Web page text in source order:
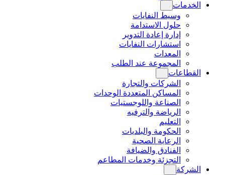
الخدمات
وسيط النفايات
حلول الاستدامة
إدارة إعادة التدوير
استشارات النفايات
المعدات
المجموعة عند الطلب
القطاعات
الشركات والتجارة
المساكن المتعددة الوحدات
الصناعة واللوجستيات
الرياضة والترفيه
التعليم
الحكومة والبلديات
الرعاية الصحية
الفنادق والضيافة
التجزئة وخدمات المطاعم
الشركة